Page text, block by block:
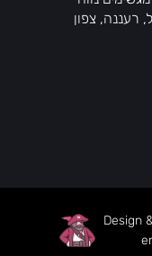
רעננה, צפון
Design